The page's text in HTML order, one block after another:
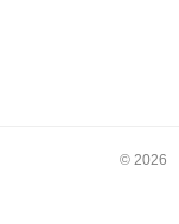
© 2026